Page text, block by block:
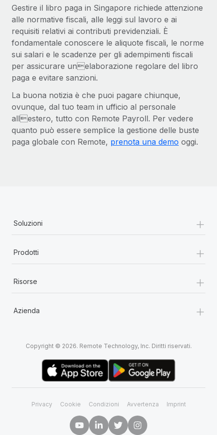
Gestire il libro paga in Singapore richiede attenzione
alle normative fiscali, alle leggi sul lavoro e ai
requisiti relativi ai contributi previdenziali. È
fondamentale conoscere le aliquote fiscali, le norme
sui salari e le scadenze per gli adempimenti fiscali
per assicurare unelaborazione regolare del libro
paga e evitare sanzioni.
La buona notizia è che puoi pagare chiunque,
ovunque, dal tuo team in ufficio al personale
allestero, tutto con Remote Payroll. Per vedere
quanto può essere semplice la gestione delle buste
paga globale con Remote, prenota una demo oggi.
Soluzioni +
Prodotti +
Risorse +
Azienda +
Copyright © 2026. Remote Technology, Inc. Diritti riservati.
Privacy Cookie Condizioni Avvertenza Imprint